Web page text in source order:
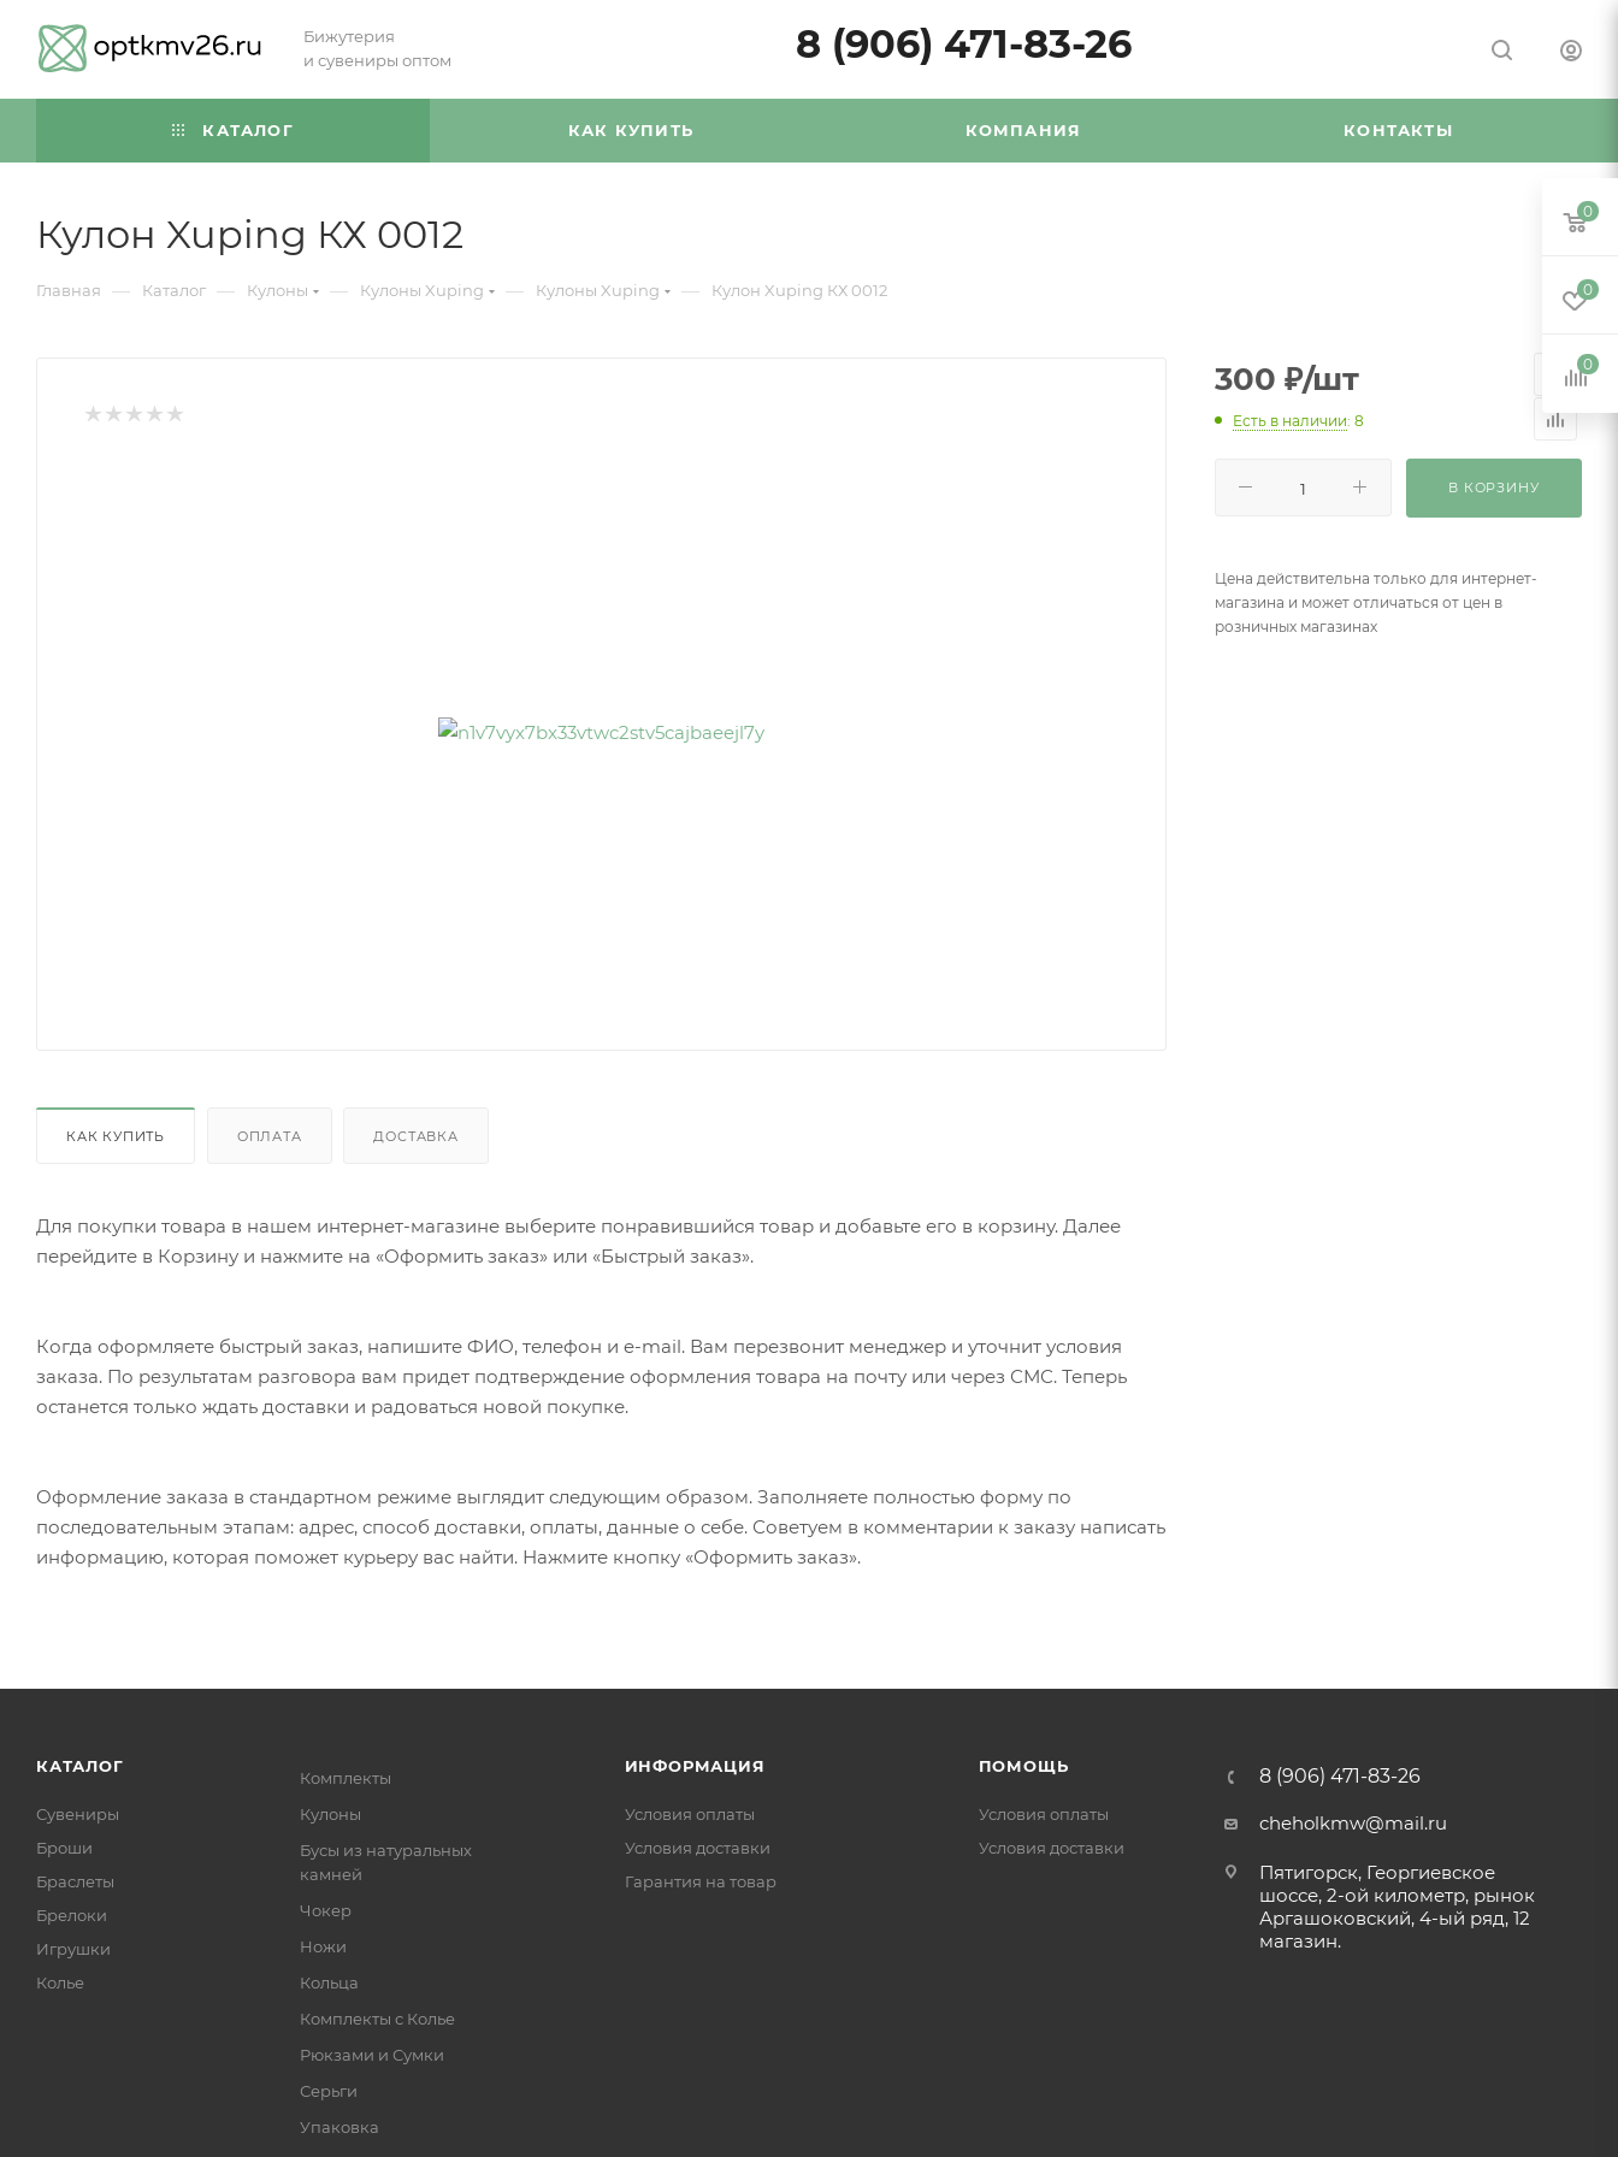
Бижутерия
и сувениры оптом
8 (906) 471-83-26
КАТАЛОГ КАК КУПИТЬ КОМПАНИЯ КОНТАКТЫ
Кулон Xuping КХ 0012
Главная — Каталог — Кулоны — Кулоны Xuping — Кулоны Xuping — Кулон Xuping КХ 0012
КАК КУПИТЬ ОПЛАТА ДОСТАВКА
Для покупки товара в нашем интернет-магазине выберите понравившийся товар и добавьте его в корзину. Далее
перейдите в Корзину и нажмите на «Оформить заказ» или «Быстрый заказ».
Когда оформляете быстрый заказ, напишите ФИО, телефон и e-mail. Вам перезвонит менеджер и уточнит условия
заказа. По результатам разговора вам придет подтверждение оформления товара на почту или через СМС. Теперь
останется только ждать доставки и радоваться новой покупке.
Оформление заказа в стандартном режиме выглядит следующим образом. Заполняете полностью форму по
последовательным этапам: адрес, способ доставки, оплаты, данные о себе. Советуем в комментарии к заказу написать
информацию, которая поможет курьеру вас найти. Нажмите кнопку «Оформить заказ».
300 ₽/шт
Есть в наличии: 8
В КОРЗИНУ
Цена действительна только для интернет-
магазина и может отличаться от цен в
розничных магазинах
КАТАЛОГ
Сувениры
Броши
Браслеты
Брелоки
Игрушки
Колье
Комплекты
Кулоны
Бусы из натуральных
камней
Чокер
Ножи
Кольца
Комплекты с Колье
Рюкзами и Сумки
Серьги
Упаковка
ИНФОРМАЦИЯ
Условия оплаты
Условия доставки
Гарантия на товар
ПОМОЩЬ
Условия оплаты
Условия доставки
8 (906) 471-83-26
cheholkmw@mail.ru
Пятигорск, Георгиевское
шоссе, 2-ой километр, рынок
Аргашоковский, 4-ый ряд, 12
магазин.
0
0
0